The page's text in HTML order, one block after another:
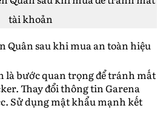
tài khoản
Quân sau khi mua an toàn hiệu
là bước quan trọng để tránh mất
Thay đổi thông tin Garena
Sử dụng mật khẩu mạnh kết